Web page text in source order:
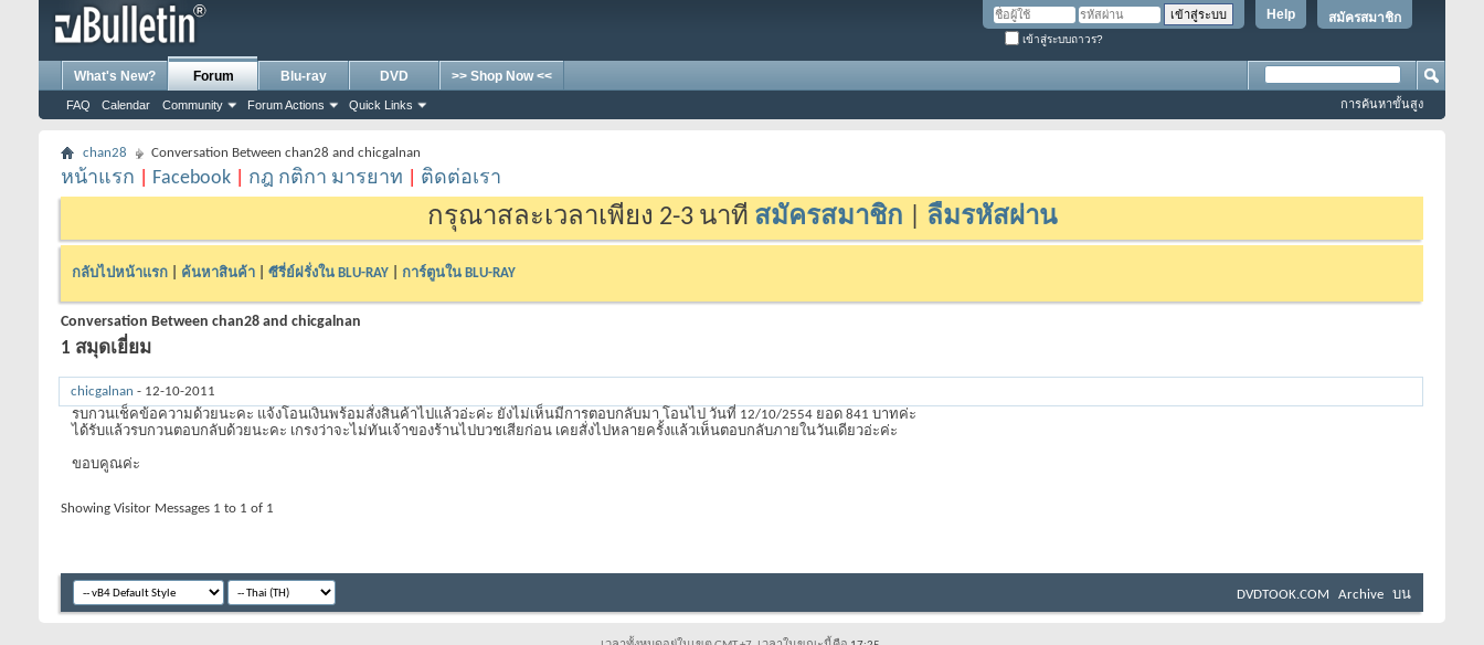
สมัครสมาชิก
Help
เข้าสู่ระบบถาวร?
What's New? Forum
FAQ Calendar Community Forum Actions Quick Links
Blu-ray DVD >> Shop Now <<
การค้นหาขั้นสูง
chan28 Conversation Between chan28 and chicgalnan
หน้าแรก Facebook กฎ กติกา มารยาท ติดต่อเรา
กรุณาสละเวลาเพียง 2-3 นาที สมัครสมาชิก ลืมรหัสผ่าน
กลับไปหน้าแรก ค้นหาสินค้า ซีรี่ย์ฝรั่งใน BLU-RAY การ์ตูนใน BLU-RAY
Conversation Between chan28 and chicgalnan
1 สมุดเยี่ยม
chicgalnan - 12-10-2011
รบกวนเช็คข้อความด้วยนะคะ แจ้งโอนเงินพร้อมสั่งสินค้าไปแล้วอ่ะค่ะ ยังไม่เห็นมีการตอบกลับมา โอนไป วันที่ 12/10/2554 ยอด 841 บาทค่ะ
ได้รับแล้วรบกวนตอบกลับด้วยนะคะ เกรงว่าจะไม่ทันเจ้าของร้านไปบวชเสียก่อน เคยสั่งไปหลายครั้งแล้วเห็นตอบกลับภายในวันเดียวอ่ะค่ะ
ขอบคูณค่ะ
Showing Visitor Messages 1 to 1 of 1
DVDTOOK.COM Archive บน